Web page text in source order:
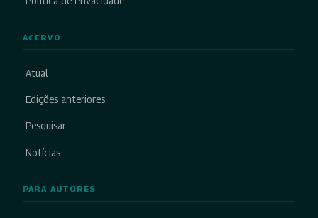
ACERVO
Atual
Edições anteriores
Pesquisar
Notícias
PARA AUTORES